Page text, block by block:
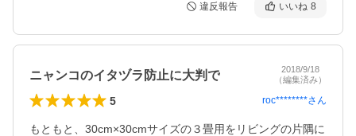
違反報告 いいね 8
ニャンコのイタヅラ防止に大判で
2018/9/18
（編集済み）
5 roc********さん
もともと、30cm×30cmサイズの３畳用をリビングの片隅に